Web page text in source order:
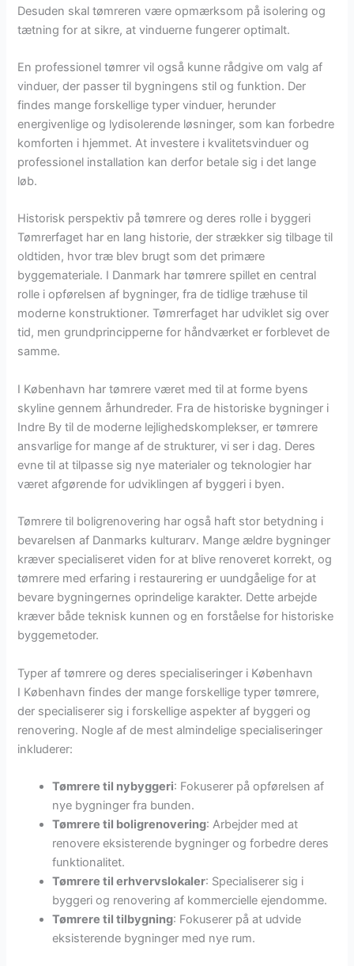
Desuden skal tømreren være opmærksom på isolering og
tætning for at sikre, at vinduerne fungerer optimalt.
En professionel tømrer vil også kunne rådgive om valg af
vinduer, der passer til bygningens stil og funktion. Der
findes mange forskellige typer vinduer, herunder
energivenlige og lydisolerende løsninger, som kan forbedre
komforten i hjemmet. At investere i kvalitetsvinduer og
professionel installation kan derfor betale sig i det lange
løb.
Historisk perspektiv på tømrere og deres rolle i byggeri
Tømrerfaget har en lang historie, der strækker sig tilbage til
oldtiden, hvor træ blev brugt som det primære
byggemateriale. I Danmark har tømrere spillet en central
rolle i opførelsen af bygninger, fra de tidlige træhuse til
moderne konstruktioner. Tømrerfaget har udviklet sig over
tid, men grundprincipperne for håndværket er forblevet de
samme.
I København har tømrere været med til at forme byens
skyline gennem århundreder. Fra de historiske bygninger i
Indre By til de moderne lejlighedskomplekser, er tømrere
ansvarlige for mange af de strukturer, vi ser i dag. Deres
evne til at tilpasse sig nye materialer og teknologier har
været afgørende for udviklingen af byggeri i byen.
Tømrere til boligrenovering har også haft stor betydning i
bevarelsen af Danmarks kulturarv. Mange ældre bygninger
kræver specialiseret viden for at blive renoveret korrekt, og
tømrere med erfaring i restaurering er uundgåelige for at
bevare bygningernes oprindelige karakter. Dette arbejde
kræver både teknisk kunnen og en forståelse for historiske
byggemetoder.
Typer af tømrere og deres specialiseringer i København
I København findes der mange forskellige typer tømrere,
der specialiserer sig i forskellige aspekter af byggeri og
renovering. Nogle af de mest almindelige specialiseringer
inkluderer:
Tømrere til nybyggeri: Fokuserer på opførelsen af
nye bygninger fra bunden.
Tømrere til boligrenovering: Arbejder med at
renovere eksisterende bygninger og forbedre deres
funktionalitet.
Tømrere til erhvervslokaler: Specialiserer sig i
byggeri og renovering af kommercielle ejendomme.
Tømrere til tilbygning: Fokuserer på at udvide
eksisterende bygninger med nye rum.